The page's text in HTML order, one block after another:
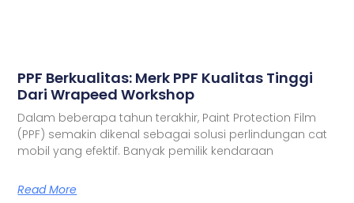
PPF Berkualitas: Merk PPF Kualitas Tinggi
Dari Wrapeed Workshop
Dalam beberapa tahun terakhir, Paint Protection Film
(PPF) semakin dikenal sebagai solusi perlindungan cat
mobil yang efektif. Banyak pemilik kendaraan
Read More